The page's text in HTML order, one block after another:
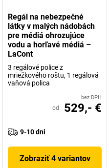
Regál na nebezpečné
látky v malých nádobách
pre médiá ohrozujúce
vodu a horľavé médiá –
LaCont
3 regálové police z
mriežkového roštu, 1 regálová
vaňová polica
bez DPH
od 529,- €
9-10 dni
Zobraziť 4 variantov